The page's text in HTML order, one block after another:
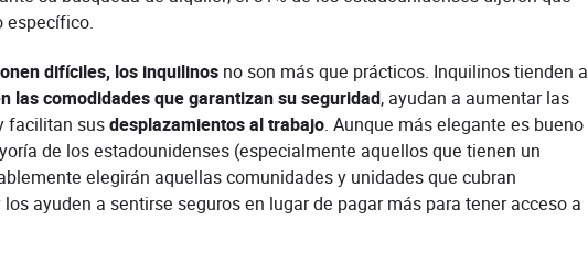
específico.
difíciles, los inquilinos no son más que prácticos. Inquilinos tienden a
las comodidades que garantizan su seguridad, ayudan a aumentar las
facilitan susdesplazamientos al trabajo. Aunque más elegante es bueno
de los estadounidenses (especialmente aquellos que tienen un
elegirán aquellas comunidades y unidades que cubran
ayuden a sentirse seguros en lugar de pagar más para tener acceso a